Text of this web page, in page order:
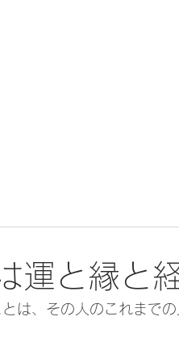
運と縁と
は、その人のこれまで